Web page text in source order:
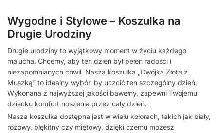
Wygodne i Stylowe – Koszulka na
Drugie Urodziny
Drugie urodziny to wyjątkowy moment w życiu każdego
malucha. Chcemy, aby ten dzień był pełen radości i
niezapomnianych chwil. Nasza koszulka „Dwójka Złota z
Muszką” to idealny wybór, by uczcić ten szczególny dzień.
Wykonana z najwyższej jakości bawełny, zapewni Twojemu
dziecku komfort noszenia przez cały dzień.
Nasza koszulka dostępna jest w wielu kolorach, takich jak biały,
różowy, błękitny czy miętowy, dzięki czemu możesz